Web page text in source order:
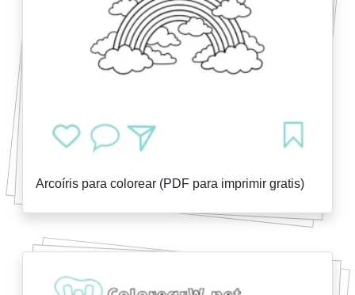
Arcoíris para colorear (PDF para imprimir gratis)